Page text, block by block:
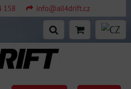
158 info@all4drift.cz